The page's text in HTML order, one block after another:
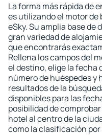
La forma más rápida de
es utilizando el motor de
eSky. Su amplia base de
gran variedad de
que encontrarás
Rellena los campos del
el destino, elige la fecha
número de huéspedes y
resultados de la
disponibles para las
posibilidad de
hotel al centro de la
como la clasificación